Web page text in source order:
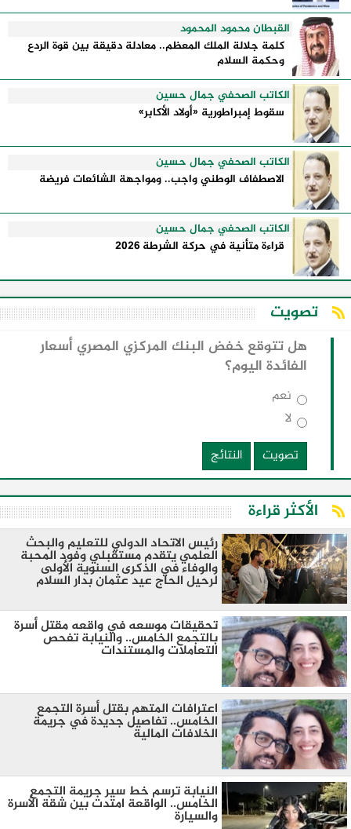
القبطان محمود المحمود
كلمة جلالة الملك المعظم.. معادلة دقيقة بين قوة الردع
وحكمة السلام
الكاتب الصحفي جمال حسين
سقوط إمبراطورية «أولاد الأكابر»
الكاتب الصحفي جمال حسين
الاصطفاف الوطني واجب.. ومواجهة الشائعات فريضة
الكاتب الصحفي جمال حسين
قراءة متأنية في حركة الشرطة 2026
تصويت
هل تتوقع خفض البنك المركزي المصري أسعار
الفائدة اليوم؟
نعم
لا
تصويت
النتائج
الأكثر قراءة
رئيس الاتحاد الدولي للتعليم والبحث
العلمي يتقدم مستقبلي وفود المحبة
والوفاء في الذكرى السنوية الأولى
لرحيل الحاج عيد عثمان بدار السلام
تحقيقات موسعه في واقعه مقتل أسرة
بالتجمع الخامس.. والنيابة تفحص
التعاملات والمستندات
اعترافات المتهم بقتل أسرة التجمع
الخامس.. تفاصيل جديدة في جريمة
الخلافات المالية
النيابة ترسم خط سير جريمة التجمع
الخامس.. الواقعة امتدت بين شقة الأسرة
والسيارة